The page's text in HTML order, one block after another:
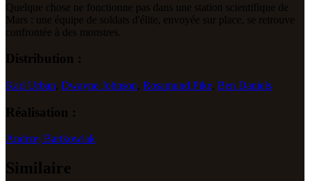
Quelque chose ne fonctionne pas dans une station scientifique de
Mars : une équipe de soldats d'élite, envoyée sur place, se retrouve
confrontée à des monstres.
Distribution :
Karl Urban Dwayne Johnson Rosamund Pike Ben Daniels
Réalisation :
Andrzej Bartkowiak
Similaire